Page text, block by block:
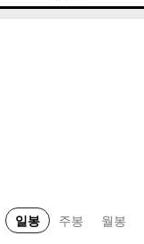
일봉 주봉 월봉